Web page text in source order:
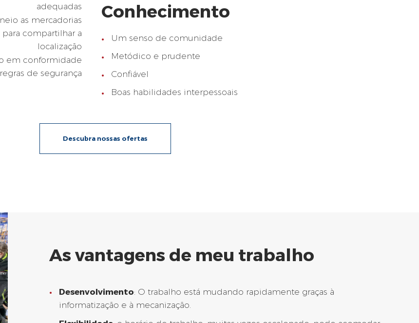
adequadas
as mercadorias
para compartilhar a
localização
em conformidade
de segurança
Conhecimento
Um senso de comunidade
Metódico e prudente
Confiável
Boas habilidades interpessoais
Descubra nossas ofertas
As vantagens de meu trabalho
Desenvolvimento: O trabalho está mudando rapidamente graças à
informatização e à mecanização.